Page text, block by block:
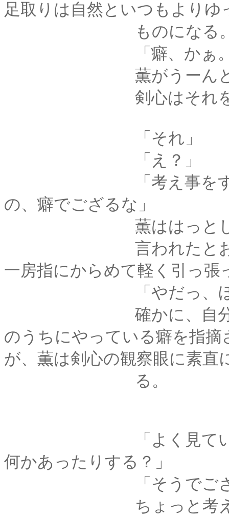
足取りは自然といつもよりゆ
ものになる
「癖、かぁ。わた
薫がうーんとうな
剣心はそれを横から
「それ」
「え？」
「考え事をするとき
の、癖でござるな」
薫ははっとして、
言われたとおり、顔
一房指にからめて軽く引っ張
「やだっ、ほん
確かに、自分では気
のうちにやっている癖を指
が、薫は剣心の観察眼に素直
る。
「よく見ているのね
何かあったりする？」
「そうでござる
ちょっと考えた剣心